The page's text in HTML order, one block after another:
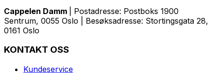
Cappelen Damm
| Postadresse: Postboks 1900
Sentrum, 0055 Oslo | Besøksadresse: Stortingsgata 28,
0161 Oslo
KONTAKT OSS
Kundeservice